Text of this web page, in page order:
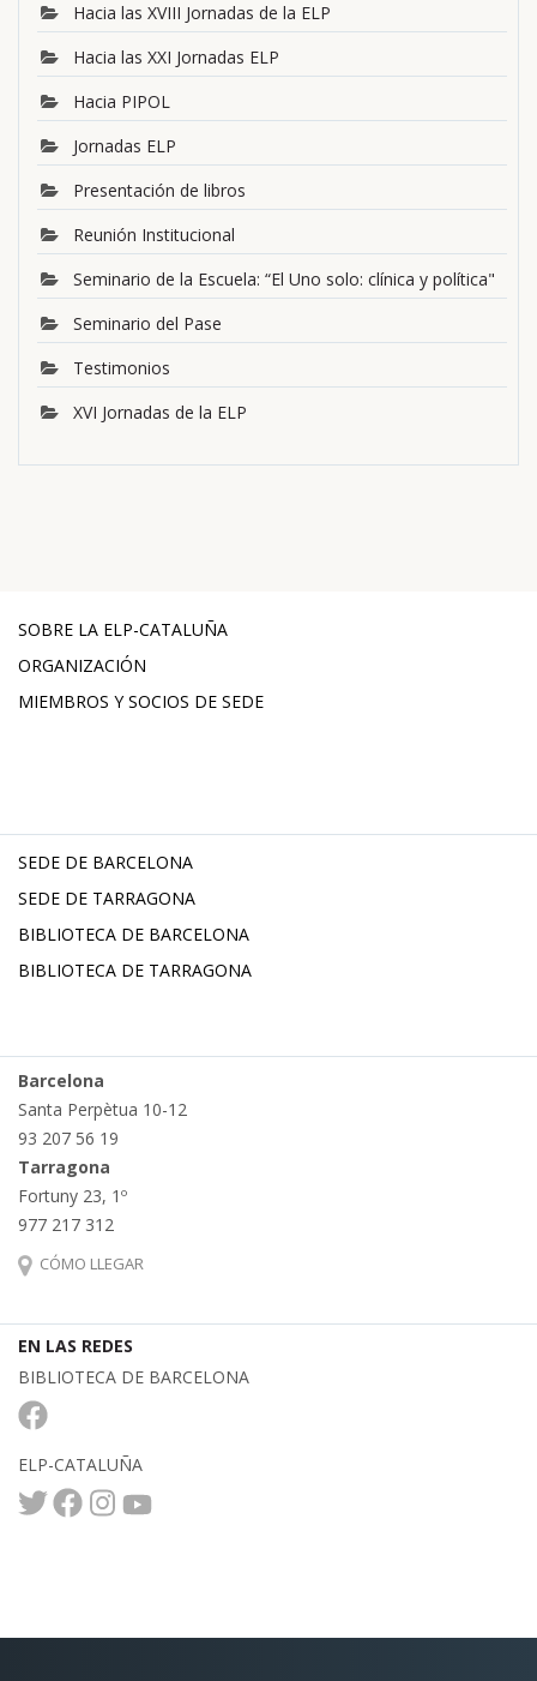
Hacia las XVIII Jornadas de la ELP
Hacia las XXI Jornadas ELP
Hacia PIPOL
Jornadas ELP
Presentación de libros
Reunión Institucional
Seminario de la Escuela: “El Uno solo: clínica y política"
Seminario del Pase
Testimonios
XVI Jornadas de la ELP
SOBRE LA ELP-CATALUÑA
ORGANIZACIÓN
MIEMBROS Y SOCIOS DE SEDE
SEDE DE BARCELONA
SEDE DE TARRAGONA
BIBLIOTECA DE BARCELONA
BIBLIOTECA DE TARRAGONA
Barcelona
Santa Perpètua 10-12
93 207 56 19
Tarragona
Fortuny 23, 1º
977 217 312
CÓMO LLEGAR
EN LAS REDES
BIBLIOTECA DE BARCELONA
ELP-CATALUÑA